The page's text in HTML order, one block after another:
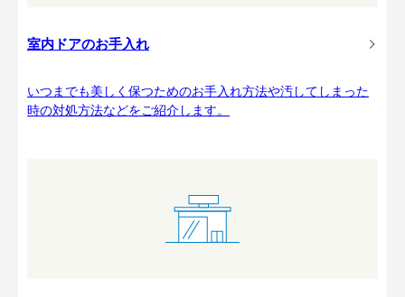
室内ドアのお手入れ
いつまでも美しく保つためのお手入れ方法や汚してしまった
時の対処方法などをご紹介します。